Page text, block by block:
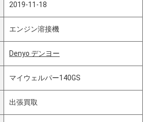
2019-11-18
エンジン溶接機
Denyo デンヨー
マイウェルパー140GS
出張買取